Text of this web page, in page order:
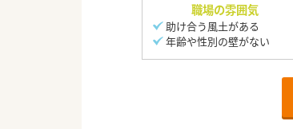
職場の雰囲気
助け合う風土がある
年齢や性別の壁がない